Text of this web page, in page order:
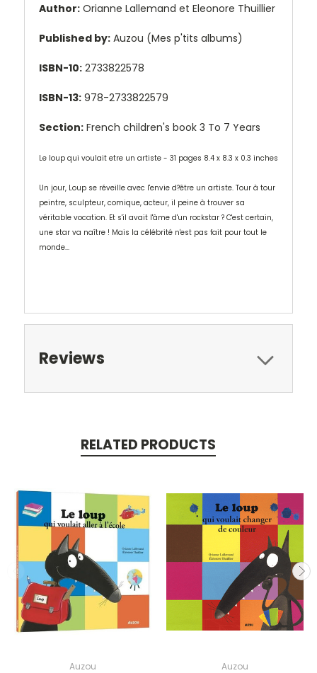
Author: Orianne Lallemand et Eleonore Thuillier
Published by: Auzou (Mes p'tits albums)
ISBN-10: 2733822578
ISBN-13: 978-2733822579
Section: French children's book 3 To 7 Years
Le loup qui voulait etre un artiste - 31 pages 8.4 x 8.3 x 0.3 inches
Un jour, Loup se réveille avec l'envie d?être un artiste. Tour à tour
peintre, sculpteur, comique, acteur, il peine à trouver sa
véritable vocation. Et s'il avait l'âme d'un rockstar ? C'est certain,
une star va naître ! Mais la célébrité n'est pas fait pour tout le
monde...
Reviews
RELATED PRODUCTS
Auzou Auzou